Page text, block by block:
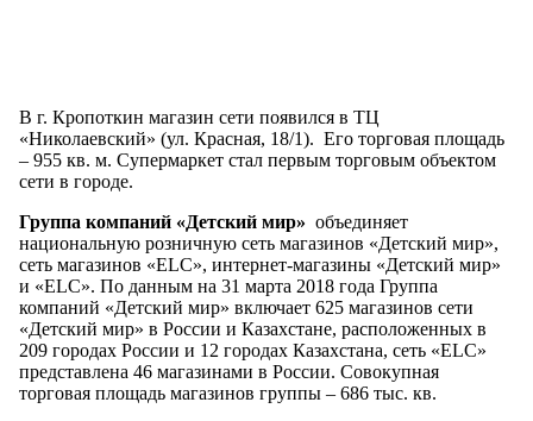
В г. Кропоткин магазин сети появился в ТЦ
«Николаевский» (ул. Красная, 18/1). Его торговая площадь
– 955 кв. м. Супермаркет стал первым торговым объектом
сети в городе.
Группа компаний «Детский мир» объединяет
национальную розничную сеть магазинов «Детский мир»,
сеть магазинов «ELC», интернет-магазины «Детский мир»
и «ELC». По данным на 31 марта 2018 года Группа
компаний «Детский мир» включает 625 магазинов сети
«Детский мир» в России и Казахстане, расположенных в
209 городах России и 12 городах Казахстана, сеть «ELC»
представлена 46 магазинами в России. Совокупная
торговая площадь магазинов группы – 686 тыс. кв.